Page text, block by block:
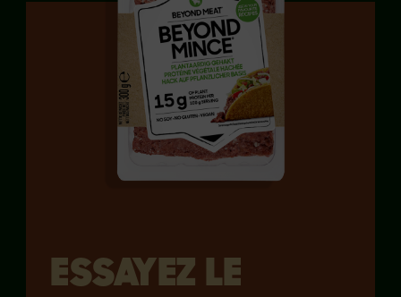
ESSAYEZ LE